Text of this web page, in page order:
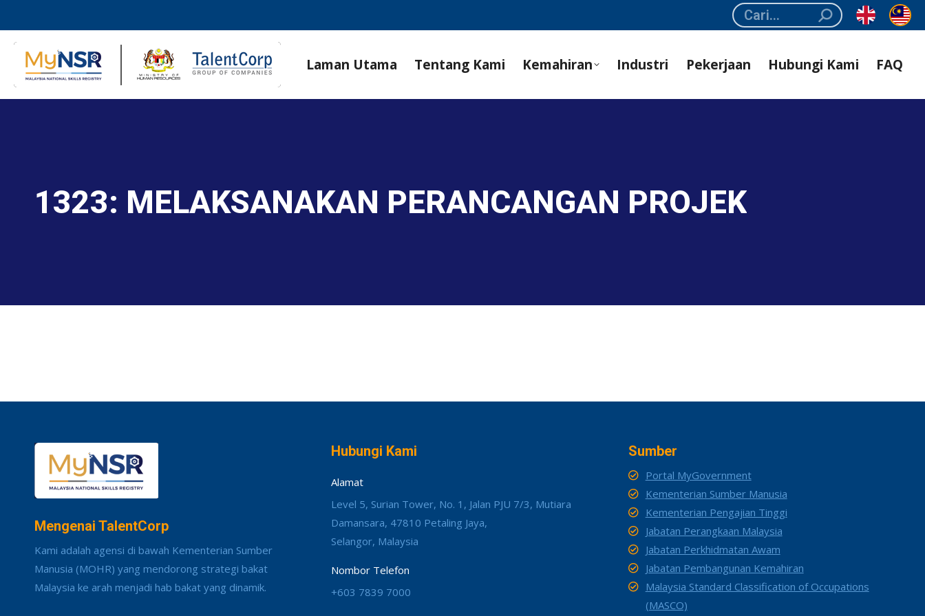
Search:
Laman Utama Tentang Kami Kemahiran Industri Pekerjaan Hubungi Kami FAQ
1323: MELAKSANAKAN PERANCANGAN PROJEK
Mengenai TalentCorp
Kami adalah agensi di bawah Kementerian Sumber
Manusia (MOHR) yang mendorong strategi bakat
Malaysia ke arah menjadi hab bakat yang dinamik.
Hubungi Kami
Alamat
Level 5, Surian Tower, No. 1, Jalan PJU 7/3, Mutiara
Damansara, 47810 Petaling Jaya,
Selangor, Malaysia
Nombor Telefon
+603 7839 7000
Sumber
Portal MyGovernment
Kementerian Sumber Manusia
Kementerian Pengajian Tinggi
Jabatan Perangkaan Malaysia
Jabatan Perkhidmatan Awam
Jabatan Pembangunan Kemahiran
Malaysia Standard Classification of Occupations
(MASCO)